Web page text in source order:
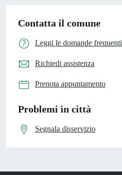
Contatta il comune
Leggi le domande frequenti
Richiedi assistenza
Prenota appuntamento
Problemi in città
Segnala disservizio